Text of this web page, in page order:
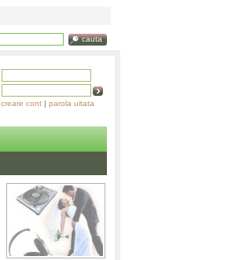
cauta
creare cont | parola uitata